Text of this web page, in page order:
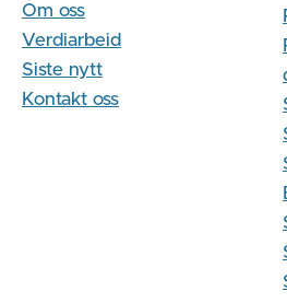
Om oss
Verdiarbeid
Siste nytt
Kontakt oss